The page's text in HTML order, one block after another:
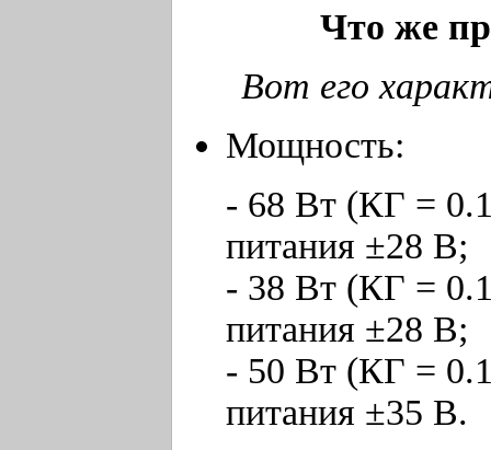
Что же
Вот его
Мощность:
- 68 Вт (КГ =
питания ±28 В;
- 38 Вт (КГ =
питания ±28 В;
- 50 Вт (КГ =
питания ±35 В.